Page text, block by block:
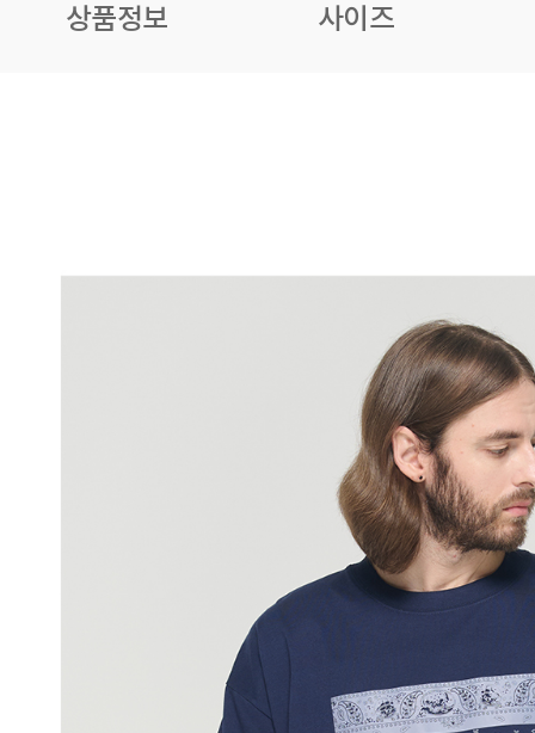
상품정보 사이즈